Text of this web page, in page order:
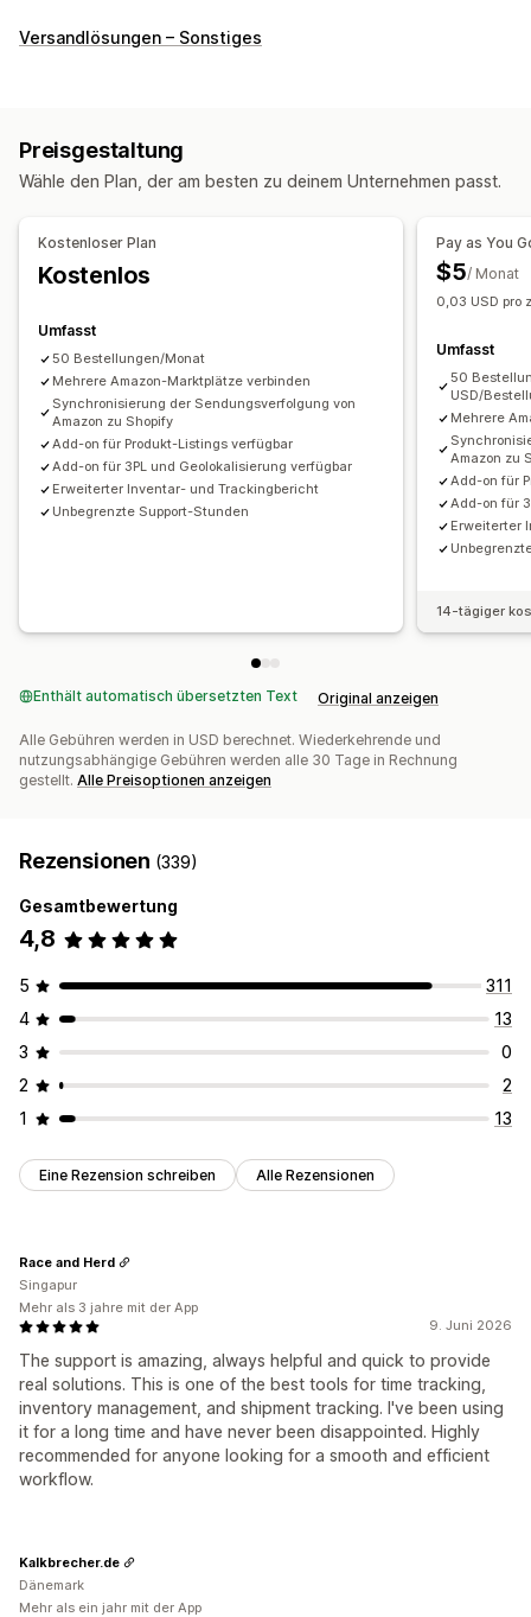
Bestellverwaltung
Automatische Synchronisierung
Versandlösungen – Sonstiges
Preisgestaltung
Wähle den Plan, der am besten zu deinem Unternehmen passt.
Kostenloser Plan
Kostenlos
Umfasst
50 Bestellungen/Monat
Mehrere Amazon-Marktplätze verbinden
Synchronisierung der Sendungsverfolgung von
Amazon zu Shopify
Add-on für Produkt-Listings verfügbar
Add-on für 3PL und Geolokalisierung verfügbar
Erweiterter Inventar- und Trackingbericht
Unbegrenzte Support-Stunden
Pay as You
$5/ Monat
0,03 USD pro
Umfasst
50
USD/
Mehrere
Amazon zu
Add-on für
Add-on für
Erweiterter
14-tägiger
Enthält automatisch übersetzten Text Original anzeigen
Alle Gebühren werden in USD berechnet. Wiederkehrende und
nutzungsabhängige Gebühren werden alle 30 Tage in Rechnung
gestellt. Alle Preisoptionen anzeigen
Rezensionen (339)
Gesamtbewertung
4,8
5
311
4
13
3
0
2
2
1
13
Eine Rezension schreiben Alle Rezensionen
9. Juni 2026
The support is amazing, always helpful and quick to provide
real solutions. This is one of the best tools for time tracking,
inventory management, and shipment tracking. I've been using
it for a long time and have never been disappointed. Highly
recommended for anyone looking for a smooth and efficient
workflow.
Race and Herd
Singapur
Mehr als 3 jahre mit der App
Kalkbrecher.de
Dänemark
Mehr als ein jahr mit der App